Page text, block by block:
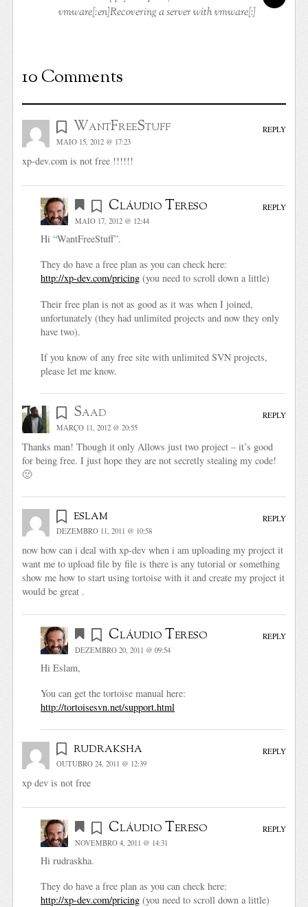
vmware[:en]Recovering a server with vmware[:]
10 Comments
WantFreeStuff
MAIO 15, 2012 @ 17:23
xp-dev.com is not free !!!!!!
REPLY
Cláudio Tereso
MAIO 17, 2012 @ 12:44
Hi “WantFreeStuff”.
They do have a free plan as you can check here:
http://xp-dev.com/pricing (you need to scroll down a little)
Their free plan is not as good as it was when I joined,
unfortunately (they had unlimited projects and now they only
have two).
If you know of any free site with unlimited SVN projects,
please let me know.
REPLY
Saad
MARÇO 11, 2012 @ 20:55
Thanks man! Though it only Allows just two project – it’s good
for being free. I just hope they are not secretly stealing my code!
🙂
REPLY
eslam
DEZEMBRO 11, 2011 @ 10:58
now how can i deal with xp-dev when i am uploading my project it
want me to upload file by file is there is any tutorial or something
show me how to start using tortoise with it and create my project it
would be great .
REPLY
Cláudio Tereso
DEZEMBRO 20, 2011 @ 09:54
Hi Eslam,
You can get the tortoise manual here:
http://tortoisesvn.net/support.html
REPLY
rudraksha
OUTUBRO 24, 2011 @ 12:39
xp dev is not free
REPLY
Cláudio Tereso
NOVEMBRO 4, 2011 @ 14:31
Hi rudraskha.
They do have a free plan as you can check here:
http://xp-dev.com/pricing (you need to scroll down a little)
REPLY